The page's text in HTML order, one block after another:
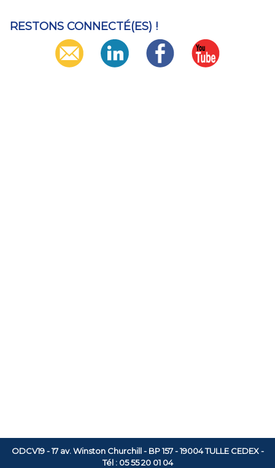
RESTONS CONNECTÉ(ES) !
ODCV19 - 17 av. Winston Churchill - BP 157 - 19004 TULLE CEDEX -
Tél : 05 55 20 01 04